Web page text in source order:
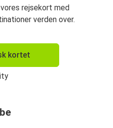
rejsekort med
verden over.
kortet